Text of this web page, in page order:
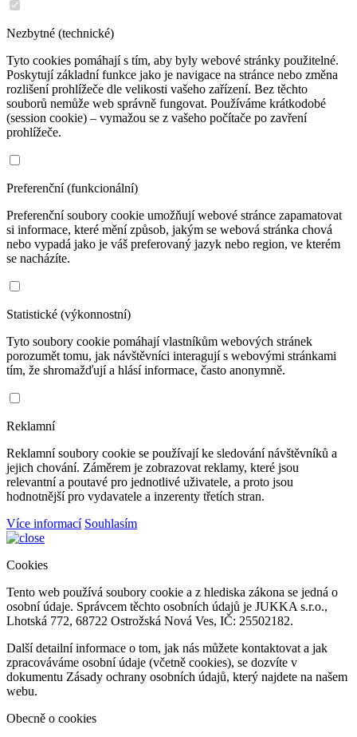
Nezbytné (technické)
Tyto cookies pomáhají s tím, aby byly webové stránky použitelné.
Poskytují základní funkce jako je navigace na stránce nebo změna
rozlišení prohlížeče dle velikosti vašeho zařízení. Bez těchto
souborů nemůže web správně fungovat. Používáme krátkodobé
(session cookie) – vymažou se z vašeho počítače po zavření
prohlížeče.
Preferenční (funkcionální)
Preferenční soubory cookie umožňují webové stránce zapamatovat
si informace, které mění způsob, jakým se webová stránka chová
nebo vypadá jako je váš preferovaný jazyk nebo region, ve kterém
se nacházíte.
Statistické (výkonnostní)
Tyto soubory cookie pomáhají vlastníkům webových stránek
porozumět tomu, jak návštěvníci interagují s webovými stránkami
tím, že shromažďují a hlásí informace, často anonymně.
Reklamní
Reklamní soubory cookie se používají ke sledování návštěvníků a
jejich chování. Záměrem je zobrazovat reklamy, které jsou
relevantní a poutavé pro jednotlivé uživatele, a proto jsou
hodnotnější pro vydavatele a inzerenty třetích stran.
Více informací Souhlasím
Cookies
Tento web používá soubory cookie a z hlediska zákona se jedná o
osobní údaje. Správcem těchto osobních údajů je JUKKA s.r.o.,
Lhotská 772, 68722 Ostrožská Nová Ves, IČ: 25502182.
Další detailní informace o tom, jak nás můžete kontaktovat a jak
zpracováváme osobní údaje (včetně cookies), se dozvíte v
dokumentu Zásady ochrany osobních údajů, který najdete na našem
webu.
Obecně o cookies